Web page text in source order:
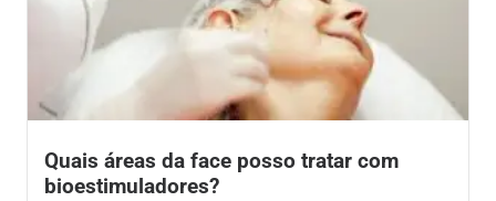
Quais áreas da face posso tratar com
bioestimuladores?